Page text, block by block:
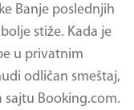
Banje poslednjih
stiže. Kada je
u privatnim
odličan smeštaj,
Booking.com.